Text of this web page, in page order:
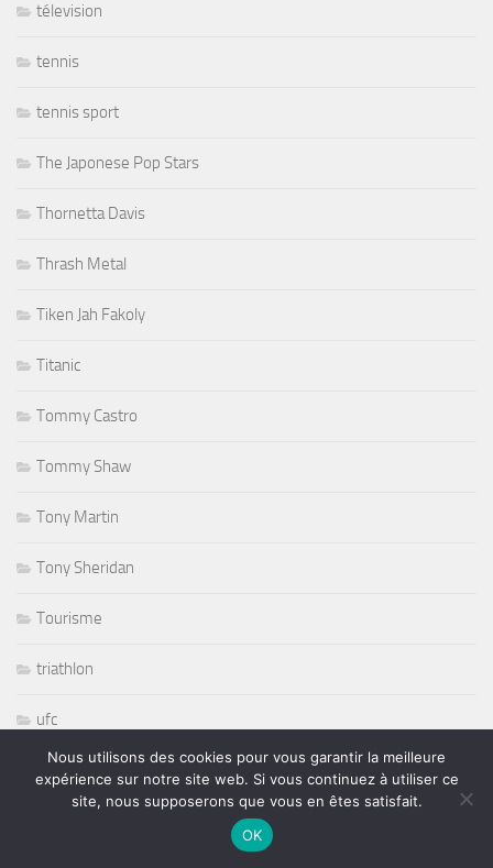
télevision
tennis
tennis sport
The Japonese Pop Stars
Thornetta Davis
Thrash Metal
Tiken Jah Fakoly
Titanic
Tommy Castro
Tommy Shaw
Tony Martin
Tony Sheridan
Tourisme
triathlon
ufc
Variété
Nous utilisons des cookies pour vous garantir la meilleure
expérience sur notre site web. Si vous continuez à utiliser ce
site, nous supposerons que vous en êtes satisfait.
OK